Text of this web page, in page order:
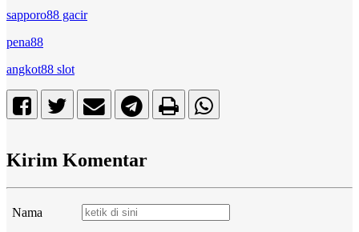
sapporo88 gacir
pena88
angkot88 slot
Kirim Komentar
Nama